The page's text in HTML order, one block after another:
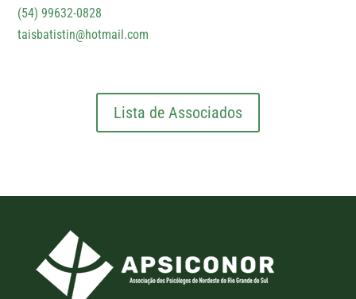
(54) 99632-0828
taisbatistin@hotmail.com
Lista de Associados